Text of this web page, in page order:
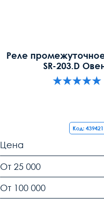
Реле
SR-203.D
Код: 439421
Цена
От 25 000
От 100 000